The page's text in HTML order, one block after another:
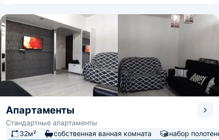
Апартаменты
Стандартные апартаменты
32м²
собственная ванная комната набор